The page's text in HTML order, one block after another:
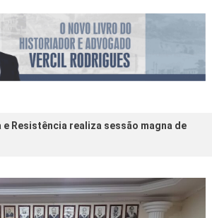
e Resistência realiza sessão magna de